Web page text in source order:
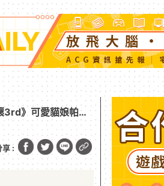
》可愛貓娘帕朵
享 :